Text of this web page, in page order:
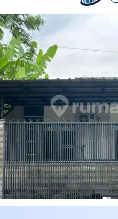
Papua Selatan